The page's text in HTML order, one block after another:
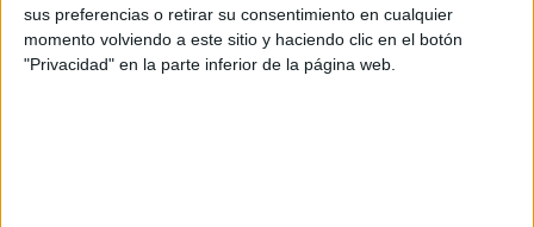
sus preferencias o retirar su consentimiento en cualquier
momento volviendo a este sitio y haciendo clic en el botón
"Privacidad" en la parte inferior de la página web.
Accedé a los beneficios para suscriptores